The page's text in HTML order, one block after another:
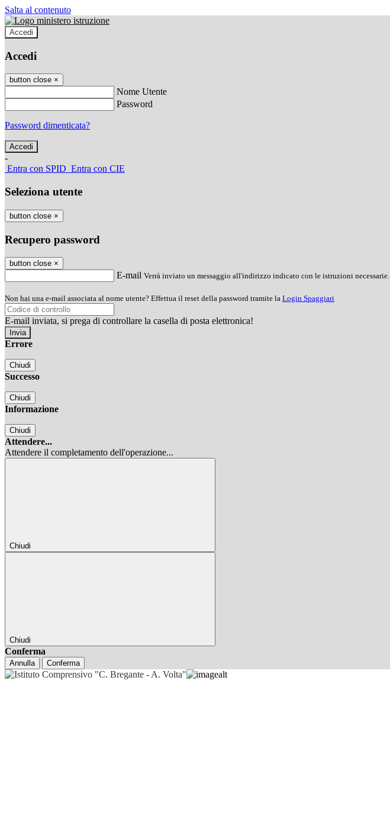
Salta al contenuto
Accedi
Accedi
button close ×
Nome Utente
Password
Password dimenticata?
-
Entra con SPID Entra con CIE
Seleziona utente
button close ×
Recupero password
button close ×
E-mail Verrà inviato un messaggio all'indirizzo indicato con le istruzioni necessarie.
Non hai una e-mail associata al nome utente? Effettua il reset della password tramite la Login Spaggiari
E-mail inviata, si prega di controllare la casella di posta elettronica!
Errore
Chiudi
Successo
Chiudi
Informazione
Chiudi
Attendere...
Attendere il completamento dell'operazione...
Chiudi
Chiudi
Conferma
Annulla Conferma